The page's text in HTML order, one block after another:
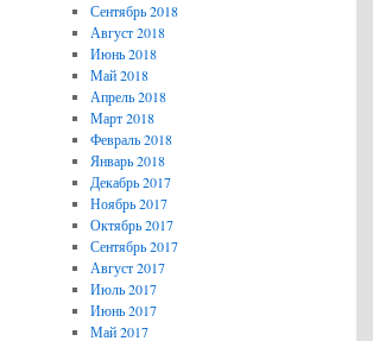
Сентябрь 2018
Август 2018
Июнь 2018
Май 2018
Апрель 2018
Март 2018
Февраль 2018
Январь 2018
Декабрь 2017
Ноябрь 2017
Октябрь 2017
Сентябрь 2017
Август 2017
Июль 2017
Июнь 2017
Май 2017